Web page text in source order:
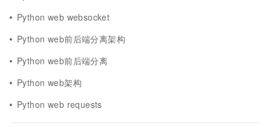
Python web websocket
Python web前后端分离架构
Python web前后端分离
Python web架构
Python web requests